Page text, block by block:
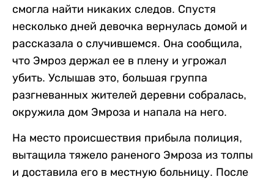
смогла найти никаких следов. Спустя
несколько дней девочка вернулась домой и
рассказала о случившемся. Она сообщила,
что Эмроз держал ее в плену и угрожал
убить. Услышав это, большая группа
разгневанных жителей деревни собралась,
окружила дом Эмроза и напала на него.
На место происшествия прибыла полиция,
вытащила тяжело раненого Эмроза из толпы
и доставила его в местную больницу. После